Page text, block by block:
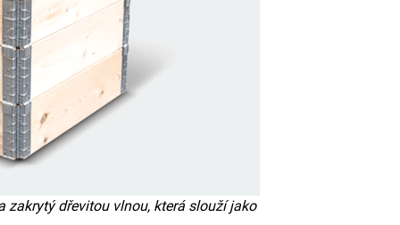
zakrytý dřevitou vlnou, která slouží jako